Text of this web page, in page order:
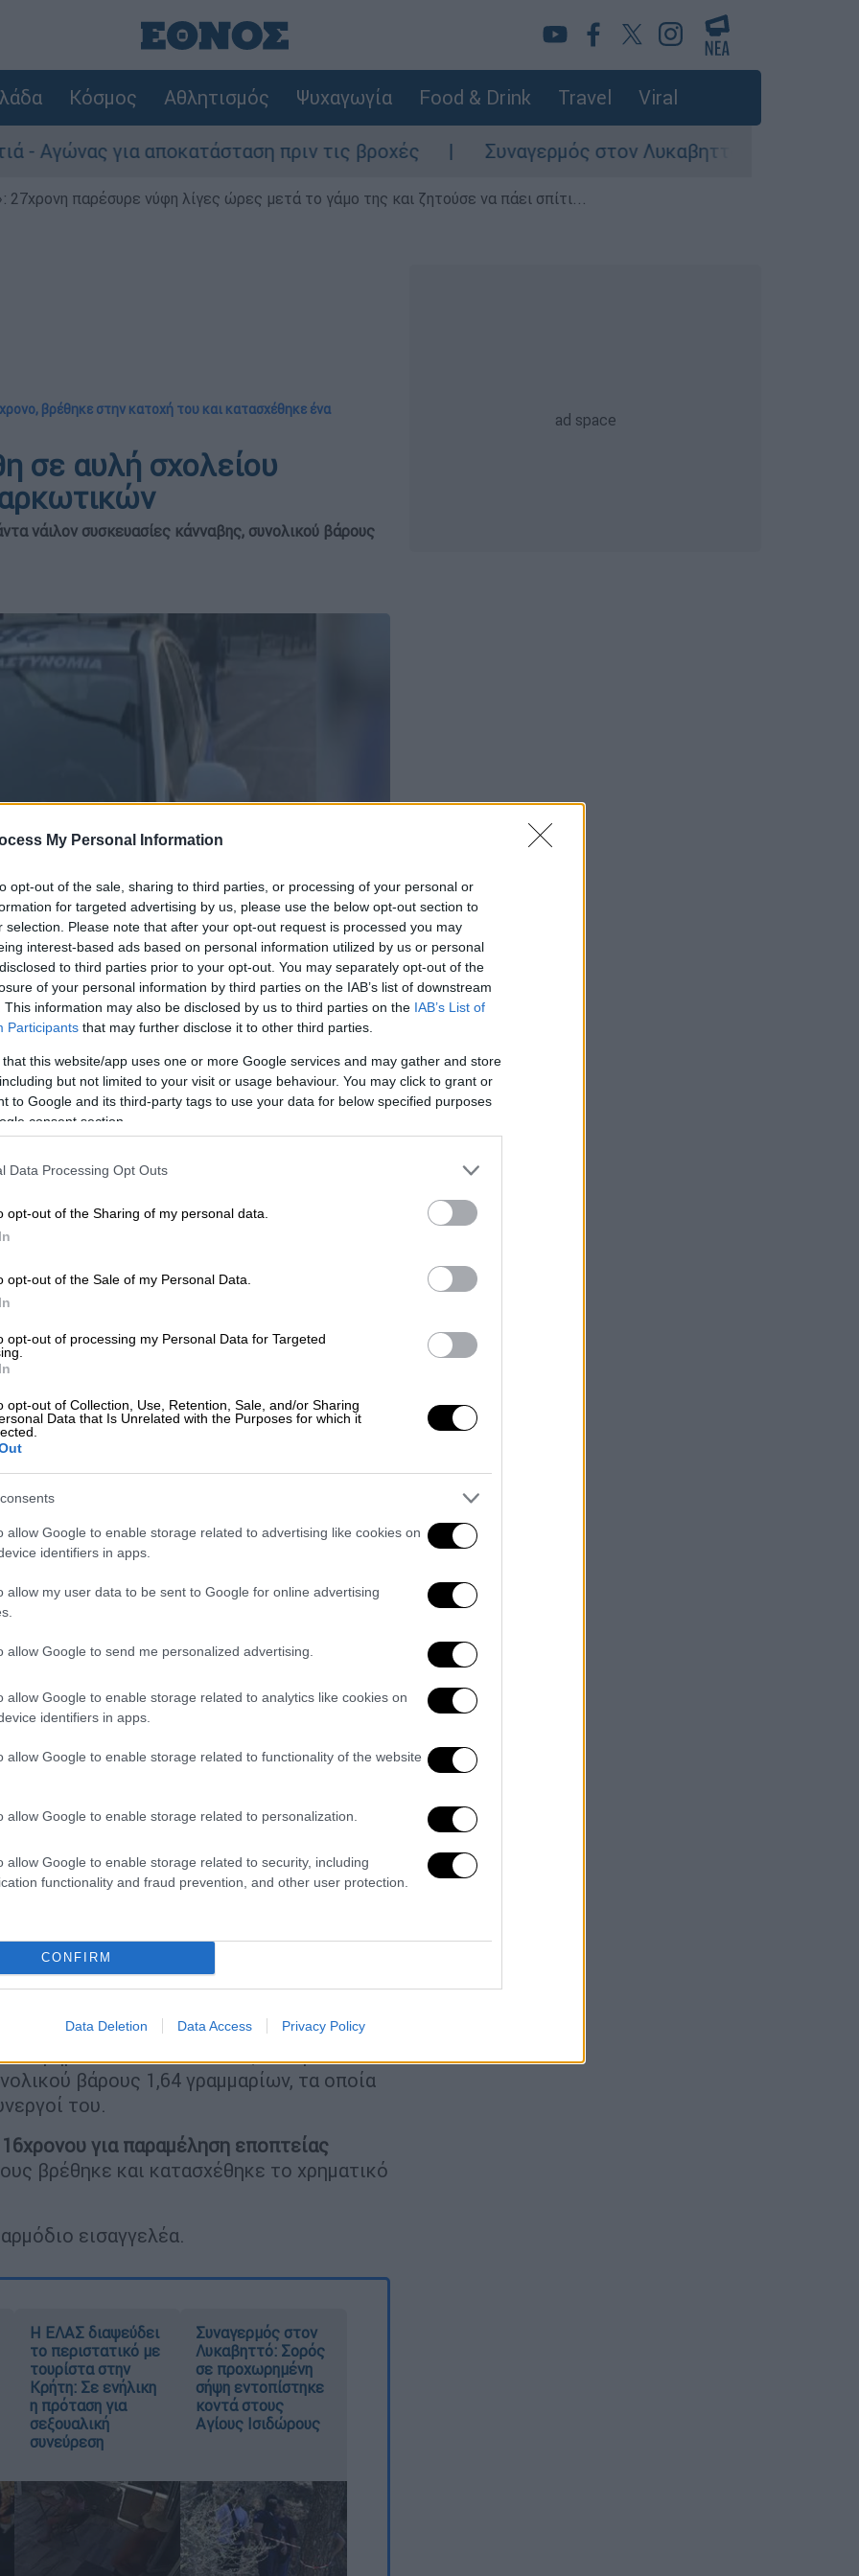
My Personal Information
opt-out of the sale, sharing to third parties, or processing of your personal or
for targeted advertising by us, please use the below opt-out section to
selection. Please note that after your opt-out request is processed you may
interest-based ads based on personal information utilized by us or personal
to third parties prior to your opt-out. You may separately opt-out of the
of your personal information by third parties on the IAB’s list of downstream
This information may also be disclosed by us to third parties on the IAB’s List of
Participants that may further disclose it to other third parties.
that this website/app uses one or more Google services and may gather and store
but not limited to your visit or usage behaviour. You may click to grant or
to Google and its third-party tags to use your data for below specified purposes
consent section.
Data Processing Opt Outs
opt-out of the Sharing of my personal data.
opt-out of the Sale of my Personal Data.
opt-out of processing my Personal Data for Targeted
opt-out of Collection, Use, Retention, Sale, and/or Sharing
Data that Is Unrelated with the Purposes for which it
allow Google to enable storage related to advertising like cookies on
identifiers in apps.
allow my user data to be sent to Google for online advertising
allow Google to send me personalized advertising.
allow Google to enable storage related to analytics like cookies on
identifiers in apps.
allow Google to enable storage related to functionality of the website
allow Google to enable storage related to personalization.
allow Google to enable storage related to security, including
functionality and fraud prevention, and other user protection.
CONFIRM
Data Deletion Data Access Privacy Policy
Κόσμος Αθλητισμός Ψυχαγωγία Food & Drink Travel Viral
για αποκατάσταση πριν τις βροχές Συναγερμός στον Λυκαβηττό: Σορός σε
παρέσυρε νύφη λίγες ώρες μετά το γάμο της και ζητούσε να πάει σπίτι...
βρέθηκε στην κατοχή του και κατασχέθηκε ένα
σε αυλή σχολείου
νάιλον συσκευασίες κάνναβης, συνολικού βάρους
το ΕΘΝΟΣ στη Google
και μάλιστα σε χώρο
τηςΤούμπας.
Κυριακής 2 Μαρτίου πλήρωμα
τον 16χρονο σε αύλειο χώρο
οποία στη θέα των αστυνομικών τράπηκαν
αλλάζει ο καιρός και ανεβαίνει
με τη χρήση σωματικής
αστυνομικοί στον 16χρονο,
κατασχέθηκε ένα σακίδιο που
με ποσότητα κάνναβης,
των 395 ευρώ.
χρηματικό ποσό των 755,10 ευρώ και
βάρους 1,64 γραμμαρίων, τα οποία
του.
για παραμέληση εποπτείας
βρέθηκε και κατασχέθηκε το χρηματικό
εισαγγελέα.
Η ΕΛΑΣ διαψεύδει
το περιστατικό με
τουρίστα στην
Κρήτη: Σε ενήλικη
η πρόταση για
σεξουαλική
συνεύρεση
Συναγερμός στον
Λυκαβηττό: Σορός
σε προχωρημένη
σήψη εντοπίστηκε
κοντά στους
Αγίους Ισιδώρους